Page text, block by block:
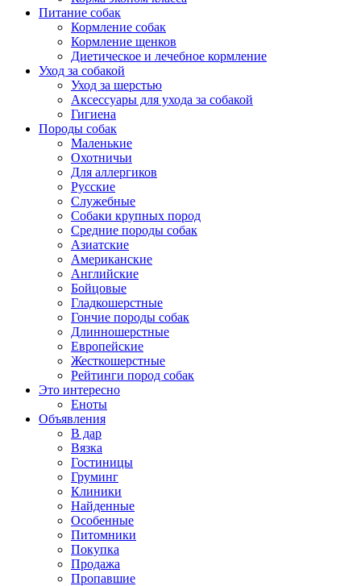
Питание собак
Кормление собак
Кормление щенков
Диетическое и лечебное кормление
Уход за собакой
Уход за шерстью
Аксессуары для ухода за собакой
Гигиена
Породы собак
Маленькие
Охотничьи
Для аллергиков
Русские
Служебные
Собаки крупных пород
Средние породы собак
Азиатские
Американские
Английские
Бойцовые
Гладкошерстные
Гончие породы собак
Длинношерстные
Европейские
Жесткошерстные
Рейтинги пород собак
Это интересно
Еноты
Объявления
В дар
Вязка
Гостиницы
Груминг
Клиники
Найденные
Особенные
Питомники
Покупка
Продажа
Пропавшие